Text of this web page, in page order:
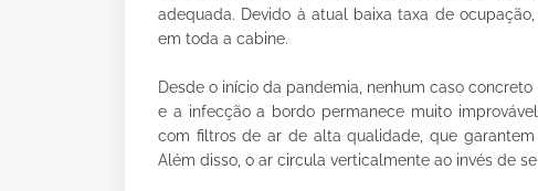
adequada. Devido à atual baixa taxa de
em toda a cabine.
Desde o início da pandemia, nenhum caso
e a infecção a bordo permanece muito
com filtros de ar de alta qualidade, que
Além disso, o ar circula verticalmente ao invés de